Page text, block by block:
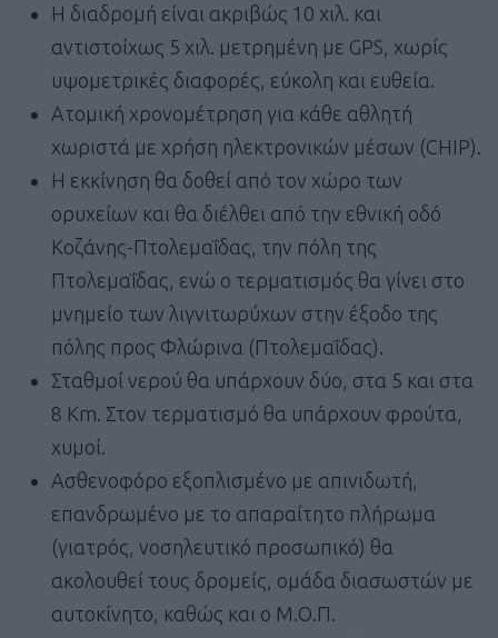
Η διαδρομή είναι ακριβώς 10 χιλ. και
αντιστοίχως 5 χιλ. μετρημένη με GPS, χωρίς
υψομετρικές διαφορές, εύκολη και ευθεία.
Ατομική χρονομέτρηση για κάθε αθλητή
χωριστά με χρήση ηλεκτρονικών μέσων (CHIP).
Η εκκίνηση θα δοθεί από τον χώρο των
ορυχείων και θα διέλθει από την εθνική οδό
Κοζάνης-Πτολεμαΐδας, την πόλη της
Πτολεμαΐδας, ενώ ο τερματισμός θα γίνει στο
μνημείο των λιγνιτωρύχων στην έξοδο της
πόλης προς Φλώρινα (Πτολεμαΐδας).
Σταθμοί νερού θα υπάρχουν δύο, στα 5 και στα
8 Km. Στον τερματισμό θα υπάρχουν φρούτα,
χυμοί.
Ασθενοφόρο εξοπλισμένο με απινιδωτή,
επανδρωμένο με το απαραίτητο πλήρωμα
(γιατρός, νοσηλευτικό προσωπικό) θα
ακολουθεί τους δρομείς, ομάδα διασωστών με
αυτοκίνητο, καθώς και ο Μ.Ο.Π.